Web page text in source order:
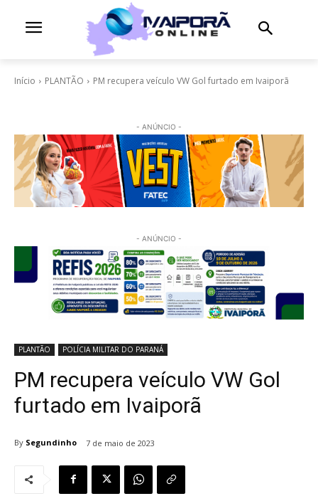
Início PLANTÃO PM recupera veículo VW Gol furtado em Ivaiporã
- ANÚNCIO -
- ANÚNCIO -
PLANTÃO POLÍCIA MILITAR DO PARANÁ
PM recupera veículo VW Gol
furtado em Ivaiporã
By Segundinho 7 de maio de 2023